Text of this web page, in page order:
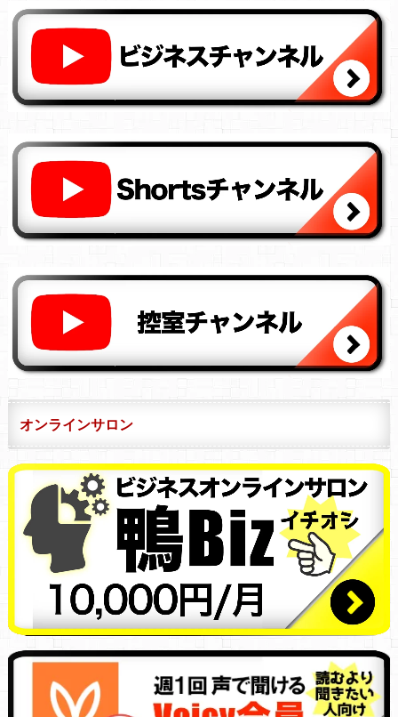
オンラインサロン